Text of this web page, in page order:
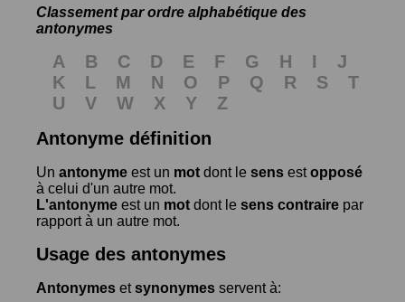
Classement par ordre alphabétique des
antonymes
A B C D E F G H I
J
K
L M N O P Q R S
T
U
V W X Y
Z
Antonyme définition
Un antonyme est un mot dont le sens estopposé
à celui d'un autre mot.
L'antonyme est un mot dont le sens contraire par
rapport à un autre mot.
Usage des antonymes
Antonymes etsynonymes servent à: